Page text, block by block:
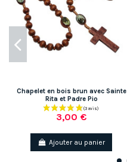
Chapelet en bois brun avec Sainte
Rita et Padre Pio
3,00 €
Ajouter au panier